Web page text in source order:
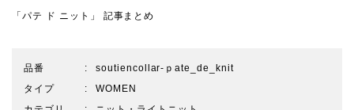
「パテ ド ニット」 記事まとめ
品番
soutiencollar-ｐate_de_knit
タイプ
WOMEN